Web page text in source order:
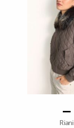
Riani